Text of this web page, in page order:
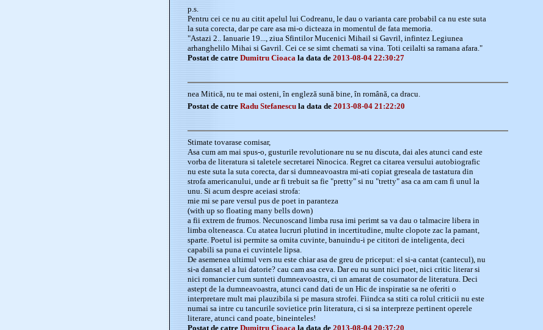
p.s.
Pentru cei ce nu au citit apelul lui Codreanu, le dau o varianta care probabil ca nu este suta
la suta corecta, dar pe care asa mi-o dicteaza in momentul de fata memoria.
"Astazi 2.. Ianuarie 19..., ziua Sfintilor Mucenici Mihail si Gavril, infintez Legiunea
arhanghelilo Mihai si Gavril. Cei ce se simt chemati sa vina. Toti ceilalti sa ramana afara."
Postat de catre Dumitru Cioaca la data de 2013-08-04 22:30:27
nea Mitică, nu te mai osteni, în engleză sună bine, în română, ca dracu.
Postat de catre Radu Stefanescu la data de 2013-08-04 21:22:20
Stimate tovarase comisar,
Asa cum am mai spus-o, gusturile revolutionare nu se nu discuta, dai ales atunci cand este
vorba de literatura si taletele secretarei Ninocica. Regret ca citarea versului autobiografic
nu este suta la suta corecta, dar si dumneavoastra mi-ati copiat greseala de tastatura din
strofa americanului, unde ar fi trebuit sa fie "pretty" si nu "tretty" asa ca am cam fi unul la
unu. Si acum despre aceiasi strofa:
mie mi se pare versul pus de poet in paranteza
(with up so floating many bells down)
a fii extrem de frumos. Necunoscand limba rusa imi perimt sa va dau o talmacire libera in
limba olteneasca. Cu atatea lucruri plutind in incertitudine, multe clopote zac la pamant,
sparte. Poetul isi permite sa omita cuvinte, banuindu-i pe cititori de inteligenta, deci
capabili sa puna ei cuvintele lipsa.
De asemenea ultimul vers nu este chiar asa de greu de priceput: el si-a cantat (cantecul), nu
si-a dansat el a lui datorie? cau cam asa ceva. Dar eu nu sunt nici poet, nici critic literar si
nici romancier cum sunteti dumneavoastra, ci un amarat de cosumator de literatura. Deci
astept de la dumneavoastra, atunci cand dati de un Hic de inspiratie sa ne oferiti o
interpretare mult mai plauzibila si pe masura strofei. Fiindca sa stiti ca rolul criticii nu este
numai sa intre cu tancurile sovietice prin literatura, ci si sa interpreze pertinent operele
literare, atunci cand poate, bineinteles!
Postat de catre Dumitru Cioaca la data de 2013-08-04 20:37:20